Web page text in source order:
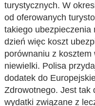
turystycznych. W
od oferowanych
takiego ubezpieczenia
dzień więc koszt
porównaniu z
niewielki. Polisa
dodatek do
Zdrowotnego. Jest tak
wydatki związane z